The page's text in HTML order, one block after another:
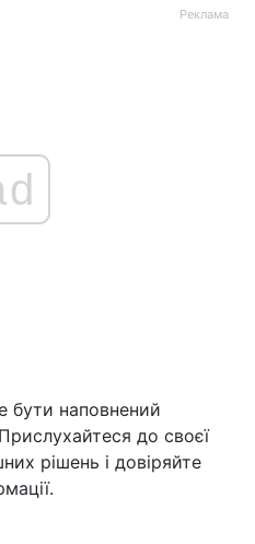
Реклама
бути наповнений
до своєї
рішень і довіряйте